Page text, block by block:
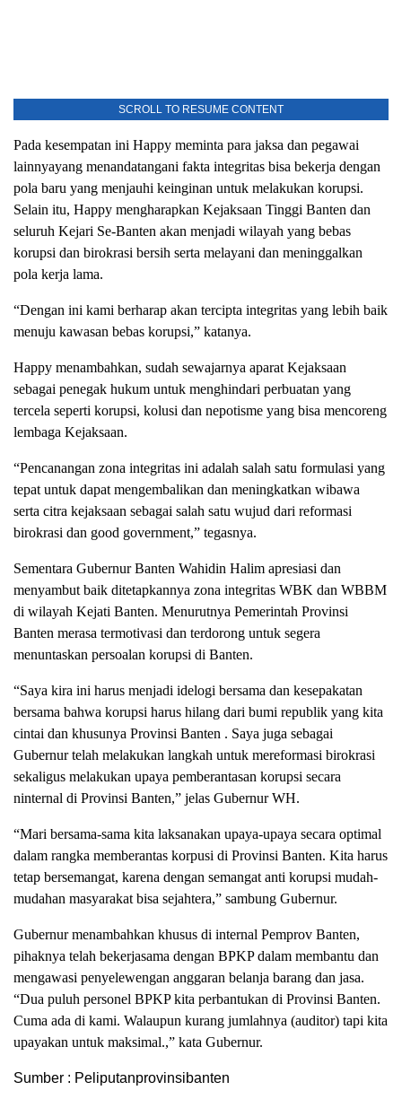
SCROLL TO RESUME CONTENT
Pada kesempatan ini Happy meminta para jaksa dan pegawai
lainnyayang menandatangani fakta integritas bisa bekerja dengan
pola baru yang menjauhi keinginan untuk melakukan korupsi.
Selain itu, Happy mengharapkan Kejaksaan Tinggi Banten dan
seluruh Kejari Se-Banten akan menjadi wilayah yang bebas
korupsi dan birokrasi bersih serta melayani dan meninggalkan
pola kerja lama.
“Dengan ini kami berharap akan tercipta integritas yang lebih baik
menuju kawasan bebas korupsi,” katanya.
Happy menambahkan, sudah sewajarnya aparat Kejaksaan
sebagai penegak hukum untuk menghindari perbuatan yang
tercela seperti korupsi, kolusi dan nepotisme yang bisa mencoreng
lembaga Kejaksaan.
“Pencanangan zona integritas ini adalah salah satu formulasi yang
tepat untuk dapat mengembalikan dan meningkatkan wibawa
serta citra kejaksaan sebagai salah satu wujud dari reformasi
birokrasi dan good government,” tegasnya.
Sementara Gubernur Banten Wahidin Halim apresiasi dan
menyambut baik ditetapkannya zona integritas WBK dan WBBM
di wilayah Kejati Banten. Menurutnya Pemerintah Provinsi
Banten merasa termotivasi dan terdorong untuk segera
menuntaskan persoalan korupsi di Banten.
“Saya kira ini harus menjadi idelogi bersama dan kesepakatan
bersama bahwa korupsi harus hilang dari bumi republik yang kita
cintai dan khusunya Provinsi Banten . Saya juga sebagai
Gubernur telah melakukan langkah untuk mereformasi birokrasi
sekaligus melakukan upaya pemberantasan korupsi secara
ninternal di Provinsi Banten,” jelas Gubernur WH.
“Mari bersama-sama kita laksanakan upaya-upaya secara optimal
dalam rangka memberantas korpusi di Provinsi Banten. Kita harus
tetap bersemangat, karena dengan semangat anti korupsi mudah-
mudahan masyarakat bisa sejahtera,” sambung Gubernur.
Gubernur menambahkan khusus di internal Pemprov Banten,
pihaknya telah bekerjasama dengan BPKP dalam membantu dan
mengawasi penyelewengan anggaran belanja barang dan jasa.
“Dua puluh personel BPKP kita perbantukan di Provinsi Banten.
Cuma ada di kami. Walaupun kurang jumlahnya (auditor) tapi kita
upayakan untuk maksimal.,” kata Gubernur.
Sumber : Peliputanprovinsibanten